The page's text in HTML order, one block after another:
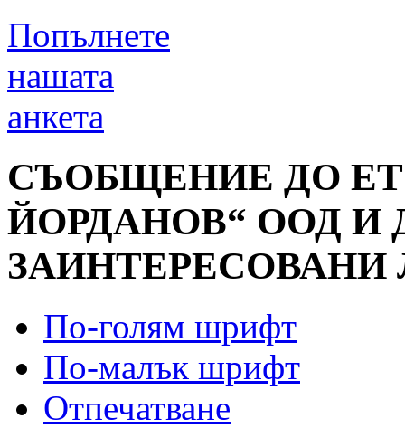
Попълнете
нашата
анкета
СЪОБЩЕНИЕ ДО
ЙОРДАНОВ“ ООД И
ЗАИНТЕРЕСОВАНИ
По-голям шрифт
По-малък шрифт
Отпечатване